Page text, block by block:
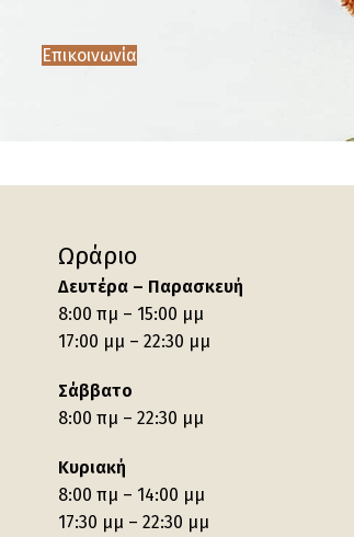
Επικοινωνία
Ωράριο
Δευτέρα – Παρασκευή
8:00 πμ – 15:00 μμ
17:00 μμ – 22:30 μμ
Σάββατο
8:00 πμ – 22:30 μμ
Κυριακή
8:00 πμ – 14:00 μμ
17:30 μμ – 22:30 μμ